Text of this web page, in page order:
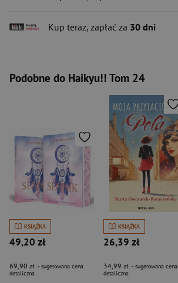
Kup teraz, zapłać za 30 dni
Podobne do Haikyu!! Tom 24
KSIĄŻKA
49,20 zł
69,90 zł - sugerowana cena
detaliczna
KSIĄŻKA
26,39 zł
34,99 zł - sugerowana cena
detaliczna